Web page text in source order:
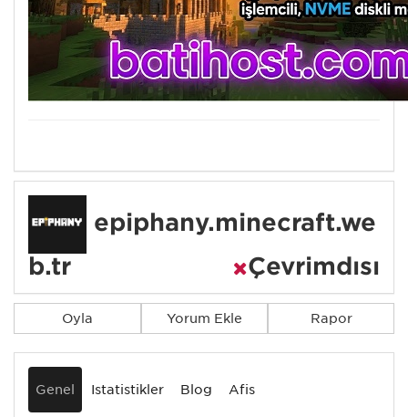
epiphany.minecraft.we
b.tr
Çevrimdışı
Oyla Yorum Ekle Rapor
Genel İstatistikler Blog Afiş